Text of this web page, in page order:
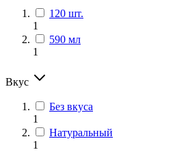
120 шт.
1
590 мл
1
Вкус
Без вкуса
1
Натуральный
1